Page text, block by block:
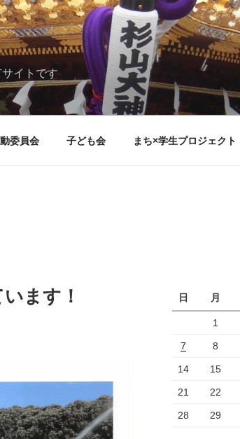
イトです
委員会 子ども会 まち×学生プロジェクト
ます！ 日 月
1
7 8
14 15
21 22
28 29